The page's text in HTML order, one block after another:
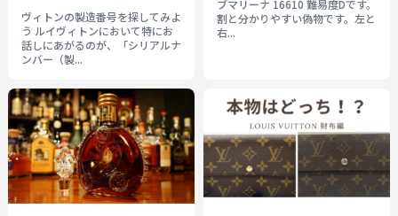
ヴィトンの製造番号を探してみよ
う ルイヴィトンにおいて特にお
話しにあがるのが、「シリアルナ
ンバー（製...
ブマリーナ 16610 難易度Dです。
割と分かりやすい偽物です。左と
右...